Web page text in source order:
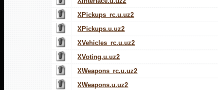
XPickups_rc.u.uz2
XPickups.u.uz2
XVehicles_rc.u.uz2
XVoting.u.uz2
XWeapons_rc.u.uz2
XWeapons.u.uz2